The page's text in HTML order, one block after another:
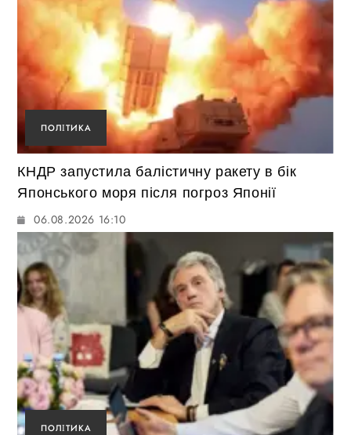
ПОЛІТИКА
КНДР запустила балістичну ракету в бік
Японського моря після погроз Японії
06.08.2026 16:10
ПОЛІТИКА